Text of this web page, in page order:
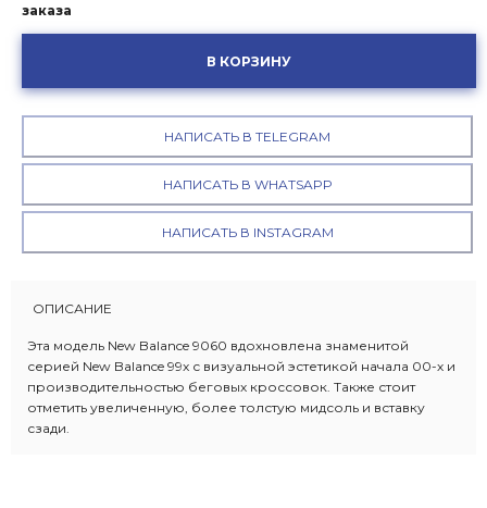
заказа
В КОРЗИНУ
НАПИСАТЬ В TELEGRAM
НАПИСАТЬ В WHATSAPP
НАПИСАТЬ В INSTAGRAM
ОПИСАНИЕ
Эта модель New Balance 9060 вдохновлена знаменитой
серией New Balance 99x с визуальной эстетикой начала 00-х и
производительностью беговых кроссовок. Также стоит
отметить увеличенную, более толстую мидсоль и вставку
сзади.